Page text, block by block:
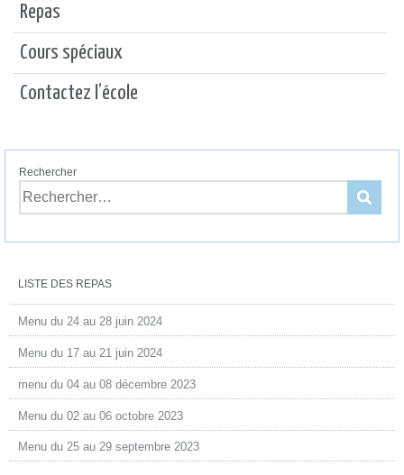
Repas
Cours spéciaux
Contactez l’école
Rechercher
LISTE DES REPAS
Menu du 24 au 28 juin 2024
Menu du 17 au 21 juin 2024
menu du 04 au 08 décembre 2023
Menu du 02 au 06 octobre 2023
Menu du 25 au 29 septembre 2023